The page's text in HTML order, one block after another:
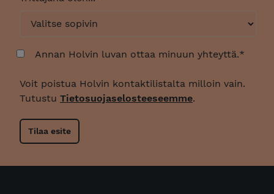
Annan Holvin luvan ottaa minuun yhteyttä.*
Voit poistua Holvin kontaktilistalta milloin vain.
Tutustu Tietosuojaselosteeseemme.